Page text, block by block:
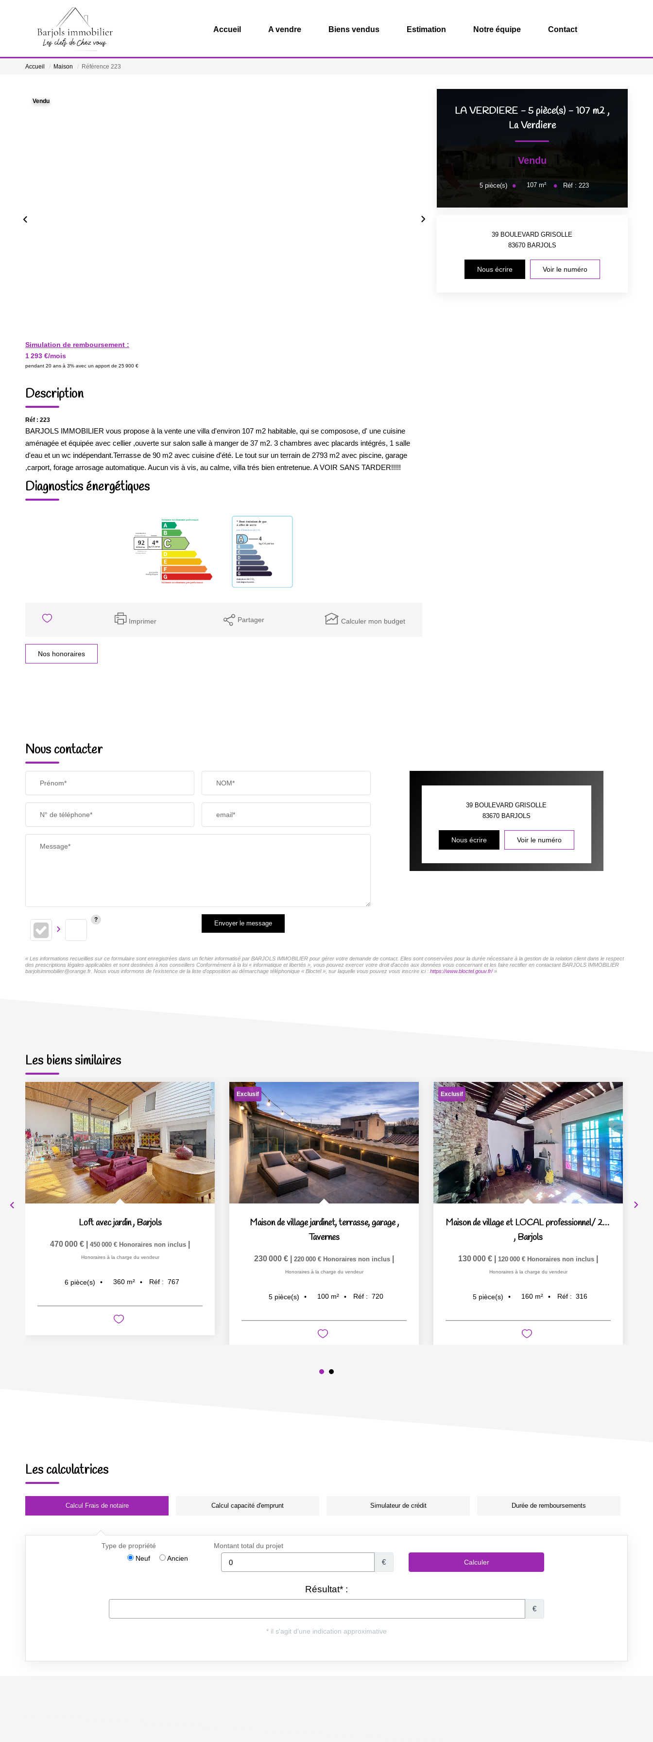
Accueil A vendre Biens vendus Estimation Notre équipe Contact
Accueil Maison Référence 223
Vendu
Simulation de remboursement :
1 293 €/mois
pendant 20 ans à 3% avec un apport de 25 900 €
Description
Réf : 223
BARJOLS IMMOBILIER vous propose à la vente une villa d'environ 107 m2 habitable, qui se composose, d' une cuisine
aménagée et équipée avec cellier ,ouverte sur salon salle à manger de 37 m2. 3 chambres avec placards intégrés, 1 salle
d'eau et un wc indépendant.Terrasse de 90 m2 avec cuisine d'été. Le tout sur un terrain de 2793 m2 avec piscine, garage
,carport, forage arrosage automatique. Aucun vis à vis, au calme, villa trés bien entretenue. A VOIR SANS TARDER!!!!!
Diagnostics énergétiques
Imprimer Partager Calculer mon budget
Nos honoraires
LA VERDIERE - 5 pièce(s) - 107 m2 ,
La Verdiere
Vendu
5 pièce(s) 107 m² Réf : 223
39 BOULEVARD GRISOLLE
83670 BARJOLS
Nous écrire Voir le numéro
Nous contacter
Prénom* NOM*
N° de téléphone* email*
Message*
Envoyer le message
39 BOULEVARD GRISOLLE
83670 BARJOLS
Nous écrire Voir le numéro
« Les informations recueillies sur ce formulaire sont enregistrées dans un fichier informatisé par BARJOLS IMMOBILIER pour gérer votre demande de contact. Elles sont conservées pour la durée nécessaire à la gestion de la relation client dans le respect
des prescriptions légales applicables et sont destinées à nos conseillers Conformément à la loi « informatique et libertés », vous pouvez exercer votre droit d'accès aux données vous concernant et les faire rectifier en contactant BARJOLS IMMOBILIER
barjolsimmobilier@orange.fr. Nous vous informons de l'existence de la liste d'opposition au démarchage téléphonique « Bloctel », sur laquelle vous pouvez vous inscrire ici : https://www.bloctel.gouv.fr/»
Les biens similaires
Loft avec jardin, Barjols
470 000 € 450 000 € Honoraires non inclus
Honoraires à la charge du vendeur
6 pièce(s) 360 m² Réf : 767
Exclusif
Maison de village jardinet, terrasse, garage,
Tavernes
230 000 € 220 000 € Honoraires non inclus
Honoraires à la charge du vendeur
5 pièce(s) 100 m² Réf : 720
Exclusif
Maison de village et LOCAL professionnel/ 2eme appartement
, Barjols
130 000 € 120 000 € Honoraires non inclus
Honoraires à la charge du vendeur
5 pièce(s) 160 m² Réf : 316
Les calculatrices
Calcul Frais de notaire Calcul capacité d'emprunt Simulateur de crédit Durée de remboursements